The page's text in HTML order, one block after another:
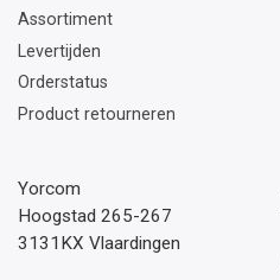
Assortiment
Levertijden
Orderstatus
Product retourneren
Yorcom
Hoogstad 265-267
3131KX Vlaardingen